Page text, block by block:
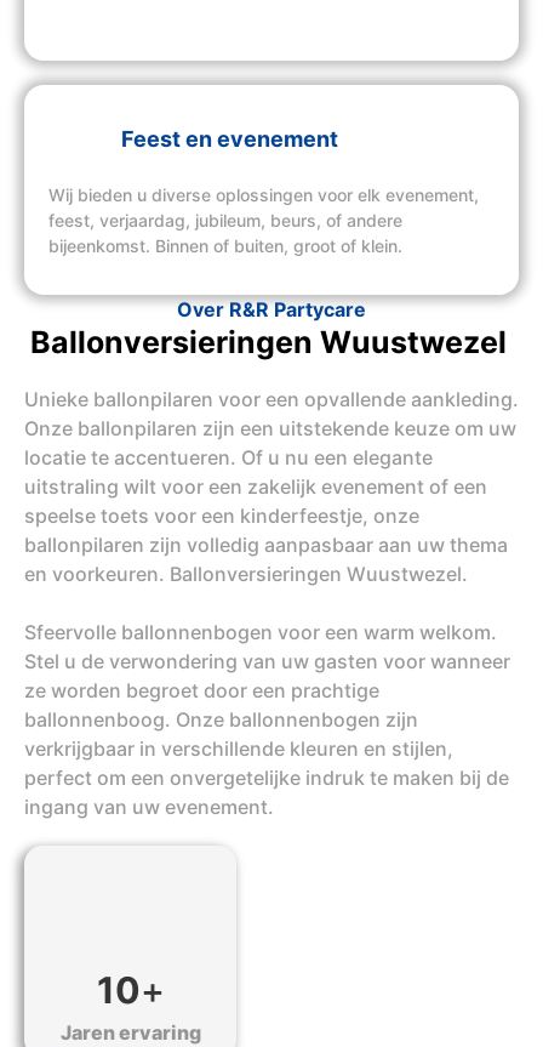
Feest en evenement
Wij bieden u diverse oplossingen voor elk evenement,
feest, verjaardag, jubileum, beurs, of andere
bijeenkomst. Binnen of buiten, groot of klein.
Over R&R Partycare
Ballonversieringen Wuustwezel
Unieke ballonpilaren voor een opvallende aankleding.
Onze ballonpilaren zijn een uitstekende keuze om uw
locatie te accentueren. Of u nu een elegante
uitstraling wilt voor een zakelijk evenement of een
speelse toets voor een kinderfeestje, onze
ballonpilaren zijn volledig aanpasbaar aan uw thema
en voorkeuren. Ballonversieringen Wuustwezel.
Sfeervolle ballonnenbogen voor een warm welkom.
Stel u de verwondering van uw gasten voor wanneer
ze worden begroet door een prachtige
ballonnenboog. Onze ballonnenbogen zijn
verkrijgbaar in verschillende kleuren en stijlen,
perfect om een onvergetelijke indruk te maken bij de
ingang van uw evenement.
10+
Jaren ervaring